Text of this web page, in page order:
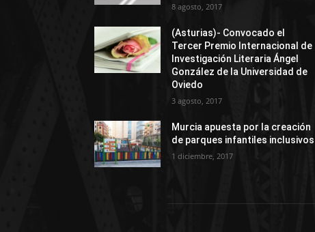
8 agosto, 2017
(Asturias)- Convocado el
Tercer Premio Internacional de
Investigación Literaria Ángel
González de la Universidad de
Oviedo
3 agosto, 2017
Murcia apuesta por la creación
de parques infantiles inclusivos
1 diciembre, 2017